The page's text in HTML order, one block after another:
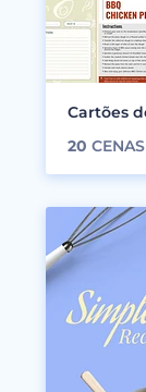
Cartões
20 CENAS